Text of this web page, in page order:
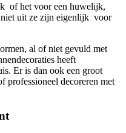
of het voor een huwelijk,
niet uit ze zijn eigenlijk voor
al of niet gevuld met
heeft
Er is dan ook een groot
professioneel decoreren met